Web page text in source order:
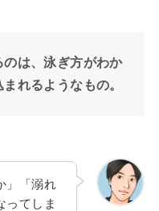
は、泳ぎ方がわか
れるようなもの。
」「溺れ
ってしま